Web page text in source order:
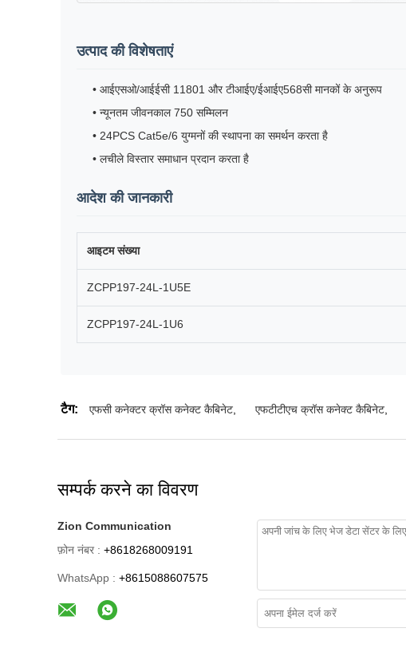
उत्पाद की विशेषताएं
• आईएसओ/आईईसी 11801 और टीआईए/ईआईए568सी मानकों के अनुरूप
• न्यूनतम जीवनकाल 750 सम्मिलन
• 24PCS Cat5e/6 युग्मनों की स्थापना का समर्थन करता है
• लचीले विस्तार समाधान प्रदान करता है
आदेश की जानकारी
आइटम संख्या
ZCPP197-24L-1U5E
ZCPP197-24L-1U6
टैग: एफसी कनेक्टर क्रॉस कनेक्ट कैबिनेट एफटीटीएच क्रॉस कनेक्ट कैबिनेट
सम्पर्क करने का विवरण
Zion Communication
फ़ोन नंबर : +8618268009191
WhatsApp : +8615088607575